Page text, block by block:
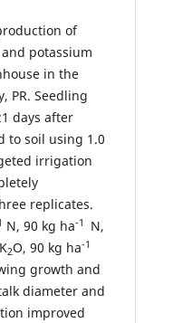
of
potassium
in the
PR. Seedling
days after
to soil using 1.0
irrigation
replicates.
N, 90 kg ha-1
N,
K2O, 90 kg ha-1
growth and
diameter and
improved